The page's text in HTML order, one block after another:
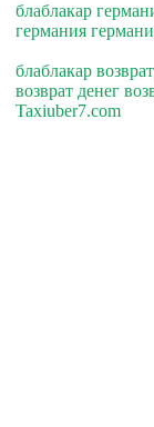
блаблакар
германия
блаблакар
возврат денег
Taxiuber7.com